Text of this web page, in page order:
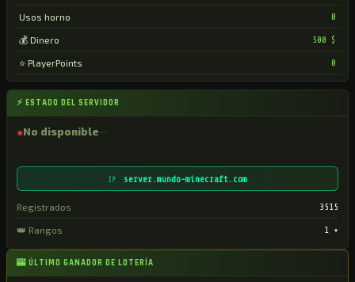
⚡ ESTADO DEL SERVIDOR
●No disponible
IP server.mundo-minecraft.com
Registrados 3515
👑 Rangos 1 ▾
🎰 ÚLTIMO GANADOR DE LOTERÍA
Usos horno 0
💰 Dinero 500 $
⭐ PlayerPoints 0